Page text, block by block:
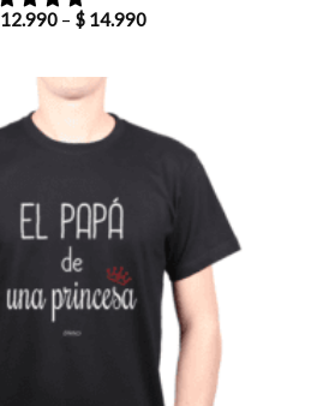
12.990 – $ 14.990